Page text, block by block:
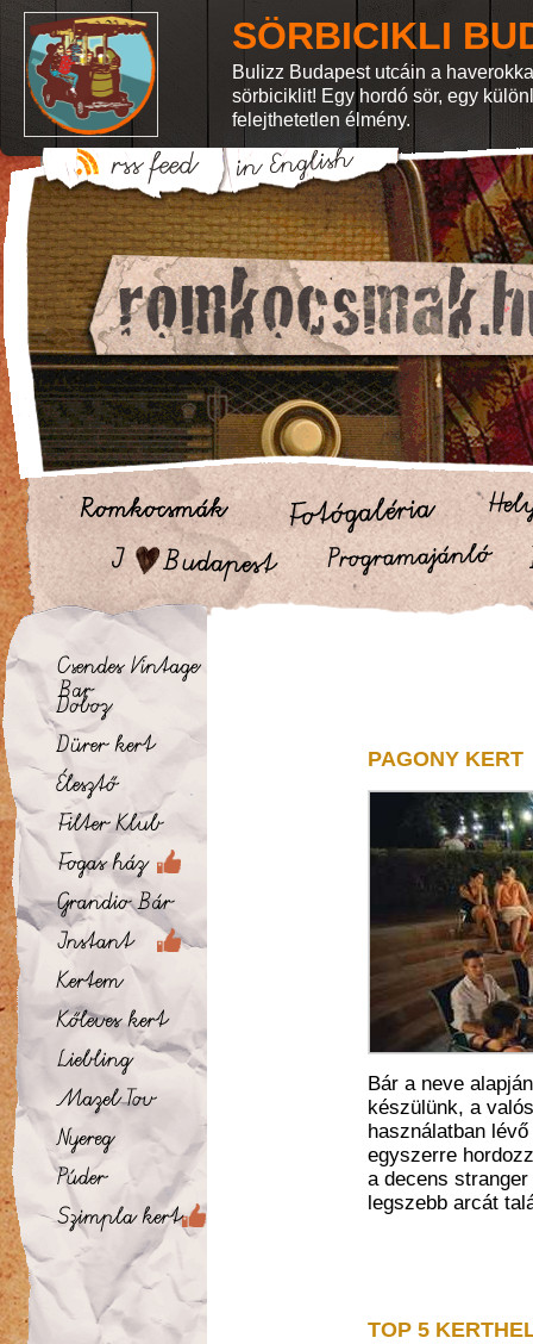
SÖRBICIKLI
Bulizz Budapest utcáin a
sörbiciklit! Egy hordó sör, egy
felejthetetlen élmény.
PAGONY KERT
Bár a neve
készülünk, a
használatban
egyszerre
a decens
legszebb arcát
TOP 5